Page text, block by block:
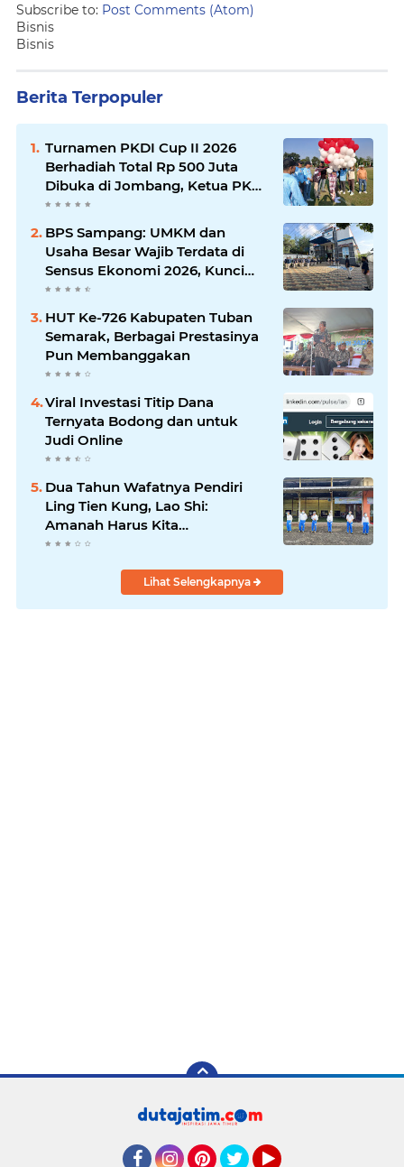
Subscribe to: Post Comments (Atom)
Bisnis
Bisnis
Berita Terpopuler
Turnamen PKDI Cup II 2026
Berhadiah Total Rp 500 Juta
Dibuka di Jombang, Ketua PKDI
Jatim Syaifullah Mahdi: Ajang
Komunikasi Antar-Kades untuk
Memajukan Desa
BPS Sampang: UMKM dan
Usaha Besar Wajib Terdata di
Sensus Ekonomi 2026, Kunci
Kebijakan Tepat Sasaran
HUT Ke-726 Kabupaten Tuban
Semarak, Berbagai Prestasinya
Pun Membanggakan
Viral Investasi Titip Dana
Ternyata Bodong dan untuk
Judi Online
Dua Tahun Wafatnya Pendiri
Ling Tien Kung, Lao Shi:
Amanah Harus Kita
Laksanakan!
Lihat Selengkapnya